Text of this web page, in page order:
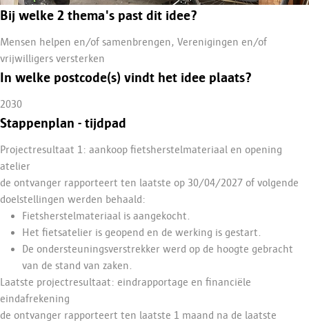
Bij welke 2 thema's past dit idee?
Mensen helpen en/of samenbrengen, Verenigingen en/of
vrijwilligers versterken
In welke postcode(s) vindt het idee plaats?
2030
Stappenplan - tijdpad
Projectresultaat 1: aankoop fietsherstelmateriaal en opening
atelier
de ontvanger rapporteert ten laatste op 30/04/2027 of volgende
doelstellingen werden behaald:
Fietsherstelmateriaal is aangekocht.
Het fietsatelier is geopend en de werking is gestart.
De ondersteuningsverstrekker werd op de hoogte gebracht
van de stand van zaken.
Laatste projectresultaat: eindrapportage en financiële
eindafrekening
de ontvanger rapporteert ten laatste 1 maand na de laatste